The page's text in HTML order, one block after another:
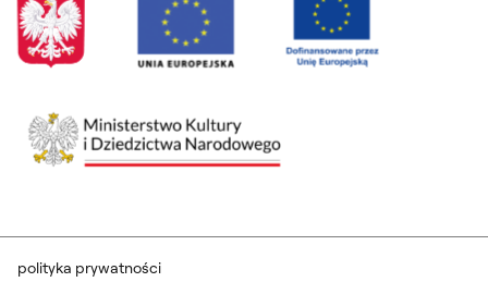
polityka prywatności